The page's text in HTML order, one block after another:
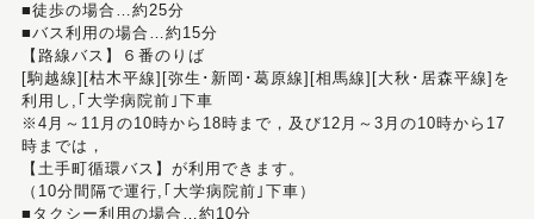
■徒歩の場合…約25分
■バス利用の場合…約15分
【路線バス】６番のりば
[駒越線][枯木平線][弥生･新岡･葛原線][相馬線][大秋･居森平線]を
利用し,｢大学病院前｣下車
※4月～11月の10時から18時まで，及び12月～3月の10時から17
時までは，
【土手町循環バス】が利用できます。
（10分間隔で運行,｢大学病院前｣下車）
■タクシー利用の場合…約10分